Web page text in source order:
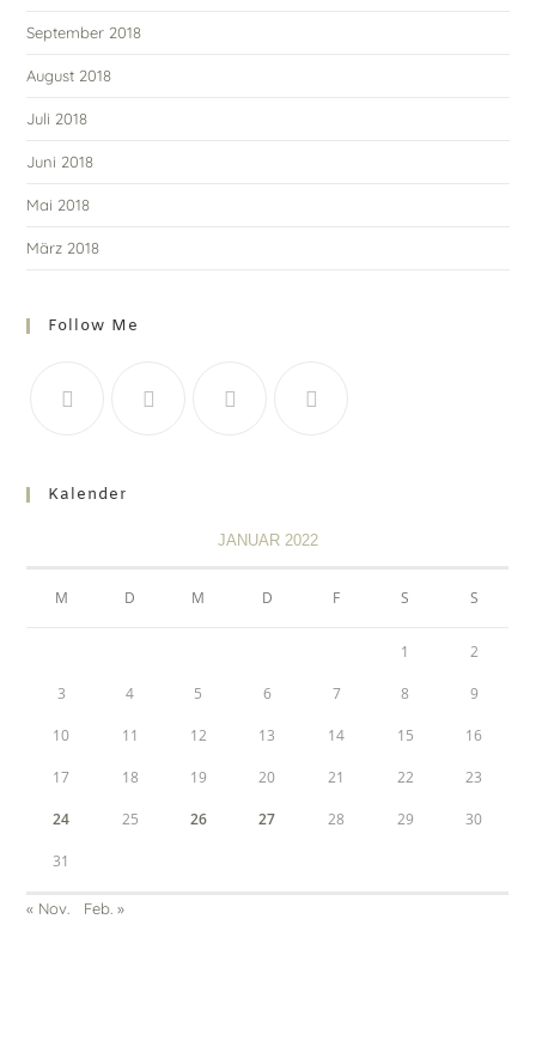
September 2018
August 2018
Juli 2018
Juni 2018
Mai 2018
März 2018
Follow Me
Kalender
JANUAR 2022
M D M D F S S
1 2
3 4 5 6 7 8 9
10 11 12 13 14 15 16
17 18 19 20 21 22 23
24 25 26 27 28 29 30
31
« Nov. Feb. »